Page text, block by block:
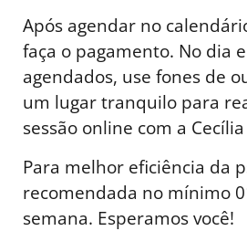
Após agendar no
faça o pagamento. No dia
agendados, use fones de
um lugar tranquilo para
sessão online com a
Para melhor eficiência da
recomendada no mínimo
semana. Esperamos você!